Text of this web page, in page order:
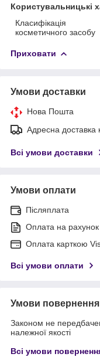
Користувальницькі
Класифікація
косметичного засобу
Приховати
Умови доставки
Нова Пошта
Адресна доставка
Всі умови доставки
Умови оплати
Післяплата
Оплата на рахунок
Оплата карткою
Всі умови оплати
Умови повернення
Законом не
належної якості
Всі умови